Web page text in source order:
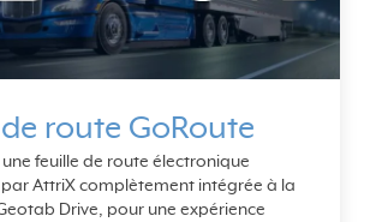
route GoRoute
feuille de route électronique
AttriX complètement intégrée à la
Drive, pour une expérience